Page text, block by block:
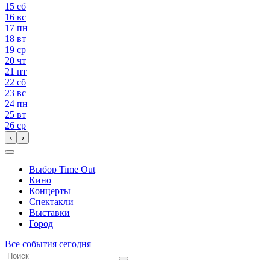
15 сб
16 вс
17 пн
18 вт
19 ср
20 чт
21 пт
22 сб
23 вс
24 пн
25 вт
26 ср
‹ ›
Выбор Time Out
Кино
Концерты
Спектакли
Выставки
Город
Все события сегодня